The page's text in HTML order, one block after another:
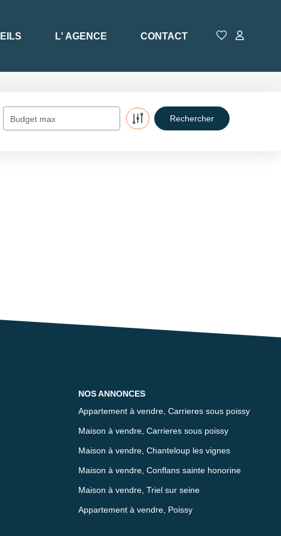
L' AGENCE CONTACT
Budget max
NOS ANNONCES
Appartement à vendre, Carrieres sous poissy
Maison à vendre, Carrieres sous poissy
Maison à vendre, Chanteloup les vignes
Maison à vendre, Conflans sainte honorine
Maison à vendre, Triel sur seine
Appartement à vendre, Poissy